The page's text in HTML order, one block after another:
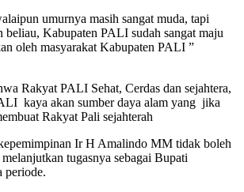
umurnya masih sangat muda, tapi
beliau, Kabupaten PALI sudah sangat maju
oleh masyarakat Kabupaten PALI ”
Rakyat PALI Sehat, Cerdas dan sejahtera,
kaya akan sumber daya alam yang jika
Rakyat Pali sejahterah
Ir H Amalindo MM tidak boleh
tugasnya sebagai Bupati
periode.